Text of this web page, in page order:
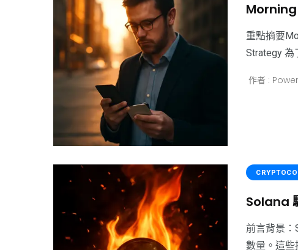
Morning
重點摘要
Strategy 為
作者 :
Solana
前言背景：
數量。這